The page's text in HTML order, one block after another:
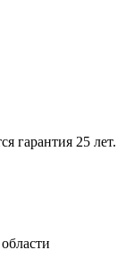
гарантия 25 лет.